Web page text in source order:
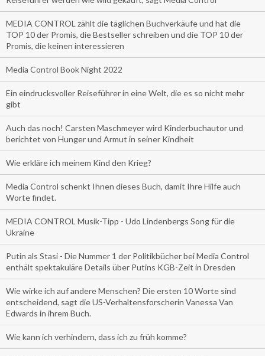
MEDIA CONTROL zählt die täglichen Buchverkäufe und hat die
TOP 10 der Promis, die Bestseller schreiben und die TOP 10 der
Promis, die keinen interessieren
Media Control Book Night 2022
Ein eindrucksvoller Reiseführer in eine Welt, die es so nicht mehr
gibt
Auch das noch! Carsten Maschmeyer wird Kinderbuchautor und
berichtet von Hunger und Armut in seiner Kindheit
Wie erkläre ich meinem Kind den Krieg?
Media Control schenkt Ihnen dieses Buch, damit Ihre Hilfe auch
Worte findet.
MEDIA CONTROL Musik-Tipp - Udo Lindenbergs Song für die
Ukraine
Putin als Stasi - Die Nummer 1 der Politikbücher bei Media Control
enthält spektakuläre Details über Putins KGB-Zeit in Dresden
Wie wirke ich auf andere Menschen? Die ersten 10 Worte sind
entscheidend, sagt die US-Verhaltensforscherin Vanessa Van
Edwards in ihrem Buch.
Wie kann ich verhindern, dass ich zu früh komme?